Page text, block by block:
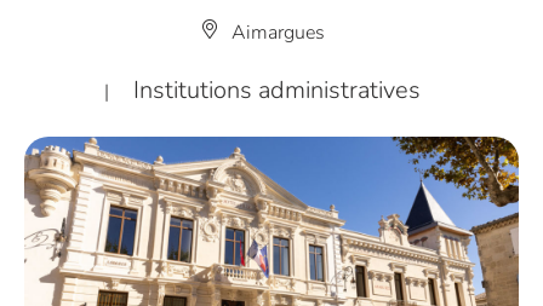
Aimargues
| Institutions administratives